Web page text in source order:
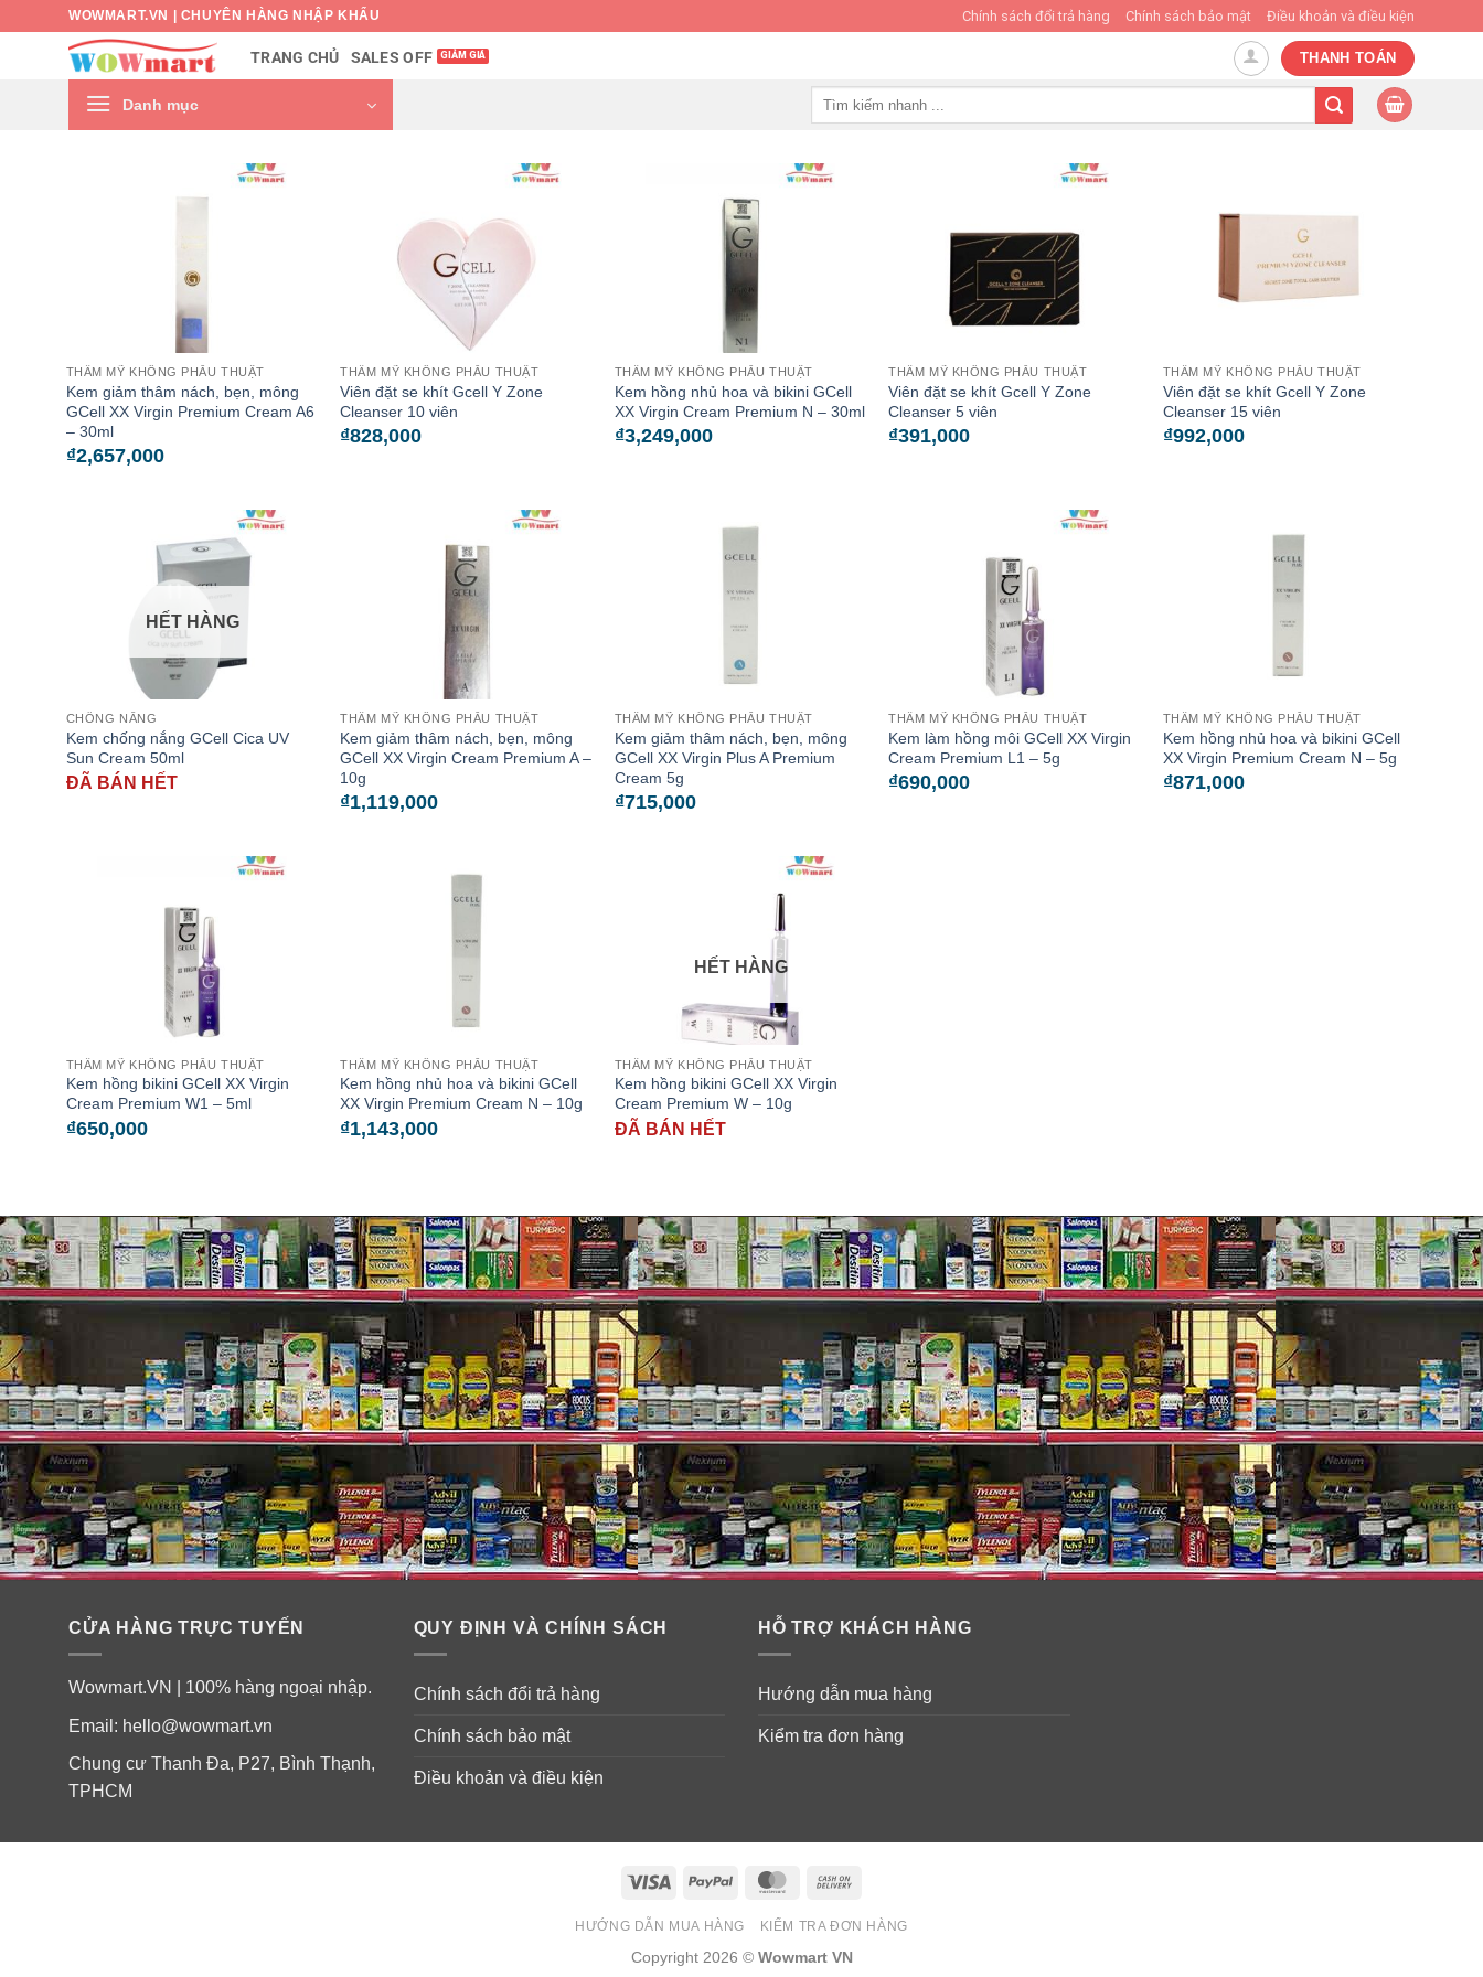
WOWMART.VN | CHUYÊN HÀNG NHẬP KHẨU Chính sách đổi trả hàng Chính sách bảo mật Điều khoản và điều kiện
TRANG CHỦ SALES OFF THANH TOÁN
Danh mục
THẨM MỸ KHÔNG PHẪU THUẬT
Kem giảm thâm nách, bẹn, mông
GCell XX Virgin Premium Cream A6
– 30ml
₫2,657,000
THẨM MỸ KHÔNG PHẪU THUẬT
Viên đặt se khít Gcell Y Zone
Cleanser 10 viên
₫828,000
THẨM MỸ KHÔNG PHẪU THUẬT
Kem hồng nhủ hoa và bikini GCell
XX Virgin Cream Premium N – 30ml
₫3,249,000
THẨM MỸ KHÔNG PHẪU THUẬT
Viên đặt se khít Gcell Y Zone
Cleanser 5 viên
₫391,000
THẨM MỸ KHÔNG PHẪU THUẬT
Viên đặt se khít Gcell Y Zone
Cleanser 15 viên
₫992,000
HẾT HÀNG
CHỐNG NẮNG
Kem chống nắng GCell Cica UV
Sun Cream 50ml
ĐÃ BÁN HẾT
THẨM MỸ KHÔNG PHẪU THUẬT
Kem giảm thâm nách, bẹn, mông
GCell XX Virgin Cream Premium A –
10g
₫1,119,000
THẨM MỸ KHÔNG PHẪU THUẬT
Kem giảm thâm nách, bẹn, mông
GCell XX Virgin Plus A Premium
Cream 5g
₫715,000
THẨM MỸ KHÔNG PHẪU THUẬT
Kem làm hồng môi GCell XX Virgin
Cream Premium L1 – 5g
₫690,000
THẨM MỸ KHÔNG PHẪU THUẬT
Kem hồng nhủ hoa và bikini GCell
XX Virgin Premium Cream N – 5g
₫871,000
THẨM MỸ KHÔNG PHẪU THUẬT
Kem hồng bikini GCell XX Virgin
Cream Premium W1 – 5ml
₫650,000
THẨM MỸ KHÔNG PHẪU THUẬT
Kem hồng nhủ hoa và bikini GCell
XX Virgin Premium Cream N – 10g
₫1,143,000
HẾT HÀNG
THẨM MỸ KHÔNG PHẪU THUẬT
Kem hồng bikini GCell XX Virgin
Cream Premium W – 10g
ĐÃ BÁN HẾT
CỬA HÀNG TRỰC TUYẾN
Wowmart.VN | 100% hàng ngoại nhập.
Email: hello@wowmart.vn
Chung cư Thanh Đa, P27, Bình Thạnh,
TPHCM
QUY ĐỊNH VÀ CHÍNH SÁCH
Chính sách đổi trả hàng
Chính sách bảo mật
Điều khoản và điều kiện
HỖ TRỢ KHÁCH HÀNG
Hướng dẫn mua hàng
Kiểm tra đơn hàng
Visa PayPal MasterCard
Delivery
HƯỚNG DẪN MUA HÀNG KIỂM TRA ĐƠN HÀNG
Copyright 2026 © Wowmart VN